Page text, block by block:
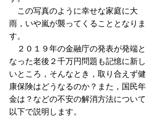
この写真のように幸せな家庭に大
雨，いや嵐が襲ってくることとなりま
す。
２０１９年の金融庁の発表が発端と
なった老後２千万円問題も記憶に新し
いところ，そんなとき，取り合えず健
康保険はどうなるのか？また，国民年
金は？などの不安の解消方法について
以下で説明します。